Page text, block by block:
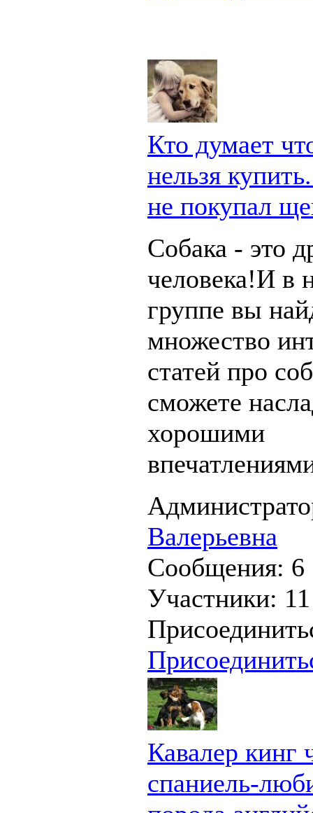
Кто думает
нельзя
не покупал
Собака - это
человека!И в
группе вы
множество
статей про
сможете
хорошими
Валерьевна
Сообщения: 6
Участники: 11
Кавалер кинг
спаниель-